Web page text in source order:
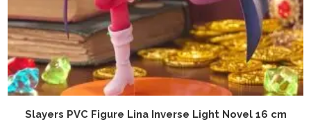
Slayers PVC Figure Lina Inverse Light Novel 16 cm